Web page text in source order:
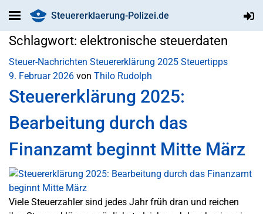
Steuererklaerung-Polizei.de
Schlagwort: elektronische steuerdaten
Steuer-Nachrichten Steuererklärung 2025 Steuertipps
9. Februar 2026 von Thilo Rudolph
Steuererklärung 2025:
Bearbeitung durch das
Finanzamt beginnt Mitte März
Viele Steuerzahler sind jedes Jahr früh dran und reichen